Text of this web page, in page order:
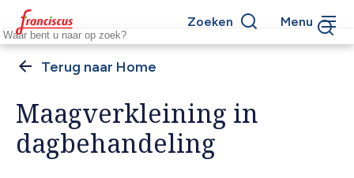
Overslaan
en
naar
gaan
Keywords
Zoeken Menu
Home
Maagverkleining in
dagbehandeling